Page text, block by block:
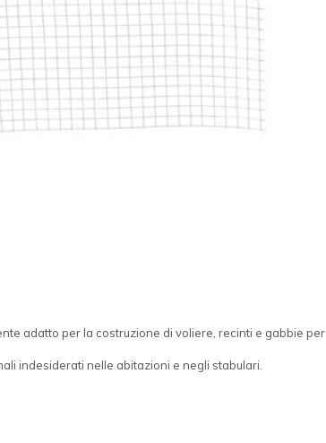
grondaie
adatto per la costruzione di voliere, recinti e gabbie per
indesiderati nelle abitazioni e negli stabulari.